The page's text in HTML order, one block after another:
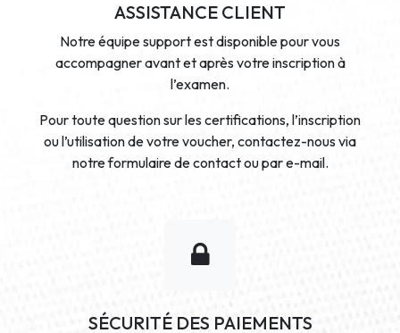
ASSISTANCE CLIENT
Notre équipe support est disponible pour vous
accompagner avant et après votre inscription à
l’examen.
Pour toute question sur les certifications, l’inscription
ou l’utilisation de votre voucher, contactez-nous via
notre formulaire de contact ou par e-mail.
SÉCURITÉ DES PAIEMENTS